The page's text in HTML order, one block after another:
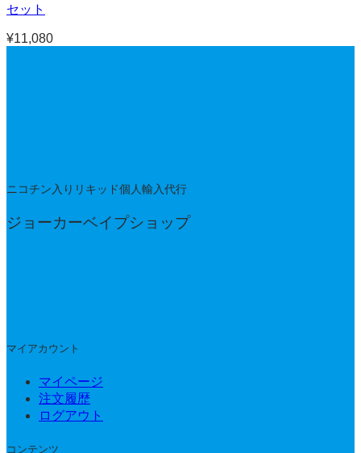
セット
¥11,080
ニコチン入りリキッド個人輸入代行
ジョーカーベイプショップ
マイアカウント
マイページ
注文履歴
ログアウト
コンテンツ